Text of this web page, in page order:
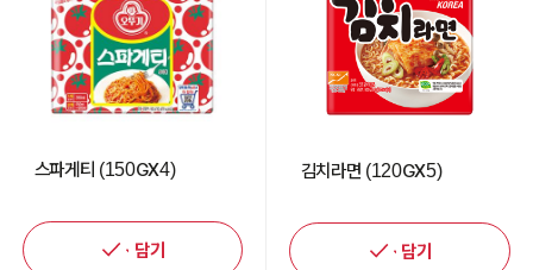
스파게티 (150GX4)
담기
김치라면 (120GX5)
담기